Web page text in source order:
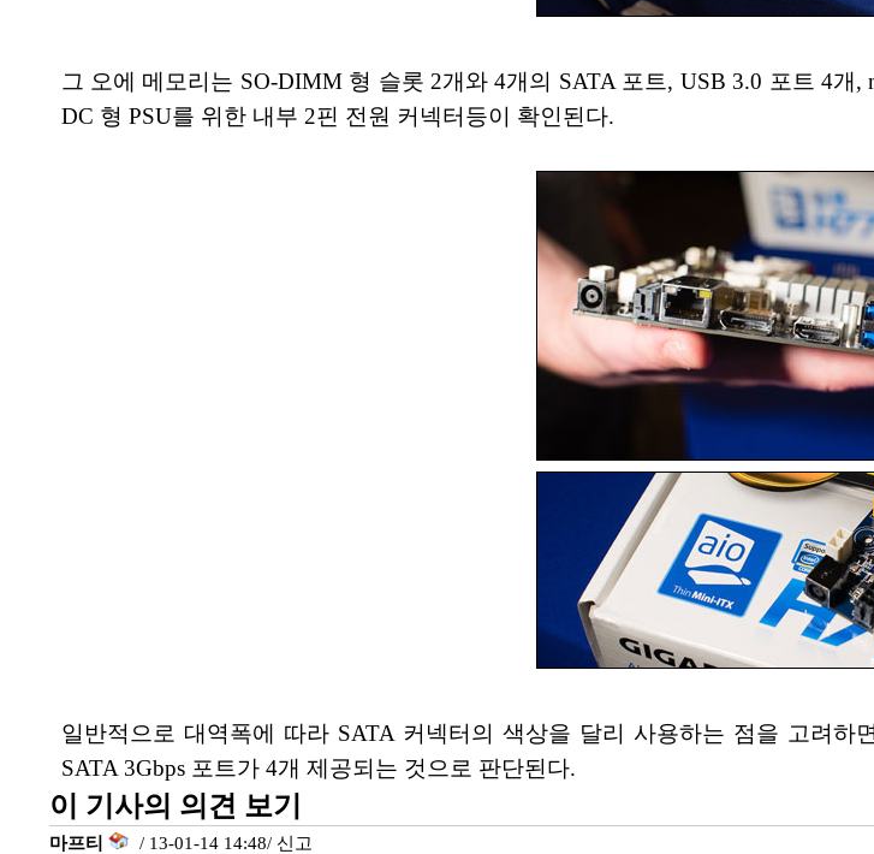
그 오에 메모리는 SO-DIMM 형 슬롯 2개와 4개의 SATA 포트, USB 3.0 포트 4
DC 형 PSU를 위한 내부 2핀 전원 커넥터등이 확인된다.
일반적으로 대역폭에 따라 SATA 커넥터의 색상을 달리 사용하는 점을 고려하
SATA 3Gbps 포트가 4개 제공되는 것으로 판단된다.
이 기사의 의견 보기
마프티 / 13-01-14 14:48/ 신고